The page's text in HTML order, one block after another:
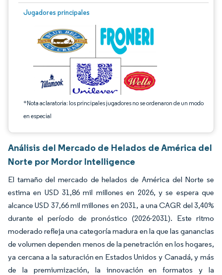
Jugadores principales
*Nota aclaratoria: los principales jugadores no se ordenaron de un modo
en especial
Imagen © Mordor Intelligence. El uso requiere atribución según CC BY 4.0.
Análisis del Mercado de Helados de América del
Norte por Mordor Intelligence
El tamaño del mercado de helados de América del Norte se
estima en USD 31,86 mil millones en 2026, y se espera que
alcance USD 37,66 mil millones en 2031, a una CAGR del 3,40%
durante el período de pronóstico (2026-2031). Este ritmo
moderado refleja una categoría madura en la que las ganancias
de volumen dependen menos de la penetración en los hogares,
ya cercana a la saturación en Estados Unidos y Canadá, y más
de la premiumización, la innovación en formatos y la